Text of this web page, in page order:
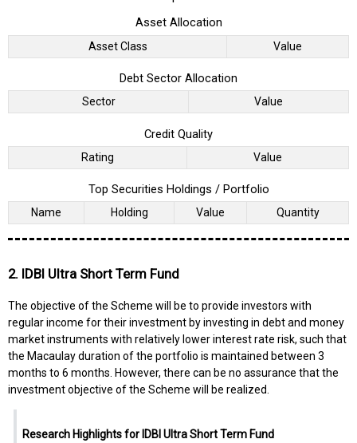
Asset Allocation
Asset Class Value
Debt Sector Allocation
Sector Value
Credit Quality
Rating Value
Top Securities Holdings / Portfolio
Name Holding Value Quantity
2. IDBI Ultra Short Term Fund
The objective of the Scheme will be to provide investors with
regular income for their investment by investing in debt and money
market instruments with relatively lower interest rate risk, such that
the Macaulay duration of the portfolio is maintained between 3
months to 6 months. However, there can be no assurance that the
investment objective of the Scheme will be realized.
Research Highlights for IDBI Ultra Short Term Fund